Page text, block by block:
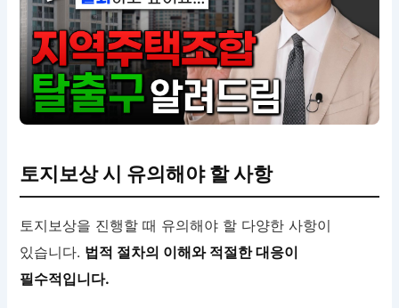
토지보상 시 유의해야 할 사항
토지보상을 진행할 때 유의해야 할 다양한 사항이
있습니다. 법적 절차의 이해와 적절한 대응이
필수적입니다.